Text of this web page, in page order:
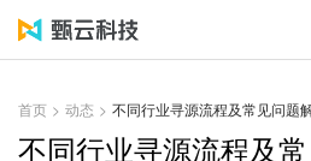
产品
案例
首页 > 动态 > 不同行业寻源流程及常见问题
不同行业寻源流程及